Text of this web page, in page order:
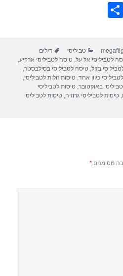
W
e
קטגוריות
טביליסי תגיות
דילים
לטביליסי אל על,טיסה לטביליסי ארקיע,
בזול,טיסה לטביליסי בסילבסטר,
כיוון אחד,טיסות זולות לטביליסי,
באוקטובר,טיסות לטביליסי
,טיסות לטביליסי גרוזיה,טיסות לטביליסי
מסומנים*